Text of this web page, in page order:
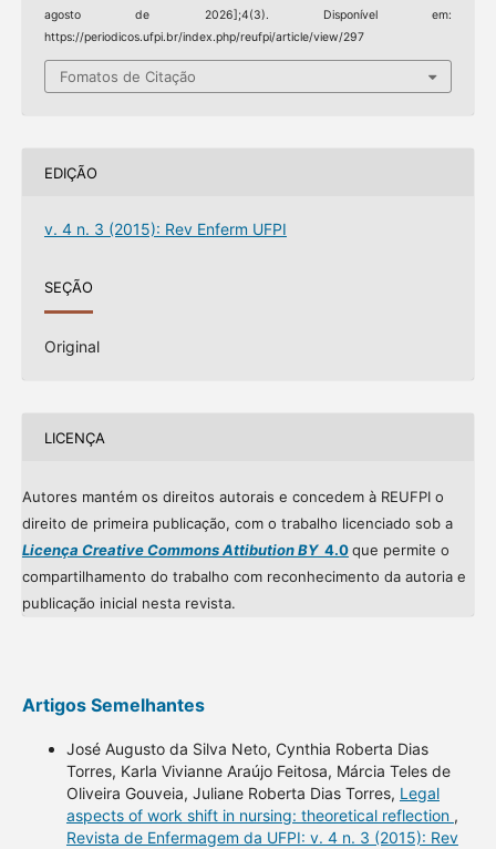
agosto de 2026];4(3). Disponível em:
https://periodicos.ufpi.br/index.php/reufpi/article/view/297
Fomatos de Citação
EDIÇÃO
v. 4 n. 3 (2015): Rev Enferm UFPI
SEÇÃO
Original
LICENÇA
Autores mantém os direitos autorais e concedem à REUFPI o
direito de primeira publicação, com o trabalho licenciado sob a
Licença Creative Commons Attibution BY4.0que permite o
compartilhamento do trabalho com reconhecimento da autoria e
publicação inicial nesta revista.
Artigos Semelhantes
José Augusto da Silva Neto, Cynthia Roberta Dias
Torres, Karla Vivianne Araújo Feitosa, Márcia Teles de
Oliveira Gouveia, Juliane Roberta Dias Torres, Legal
aspects of work shift in nursing: theoretical reflection ,
Revista de Enfermagem da UFPI: v. 4 n. 3 (2015): Rev